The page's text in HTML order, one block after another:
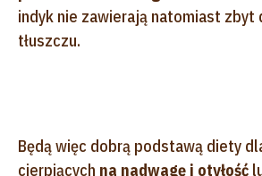
indyk nie zawierają natomiast zbyt
tłuszczu.
Będą więc dobrą podstawą diety
cierpiących na nadwagę i otyłość